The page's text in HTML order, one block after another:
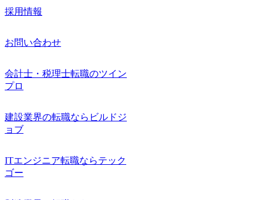
採用情報
お問い合わせ
会計士・税理士転職のツイン
プロ
建設業界の転職ならビルドジ
ョブ
ITエンジニア転職ならテック
ゴー